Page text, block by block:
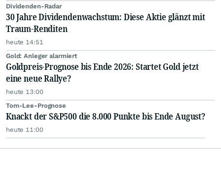
Dividenden-Radar
30 Jahre Dividendenwachstum: Diese Aktie glänzt mit
Traum-Renditen
heute 14:51
Gold: Anleger alarmiert
Goldpreis-Prognose bis Ende 2026: Startet Gold jetzt
eine neue Rallye?
heute 13:00
Tom-Lee-Prognose
Knackt der S&P500 die 8.000 Punkte bis Ende August?
heute 11:00